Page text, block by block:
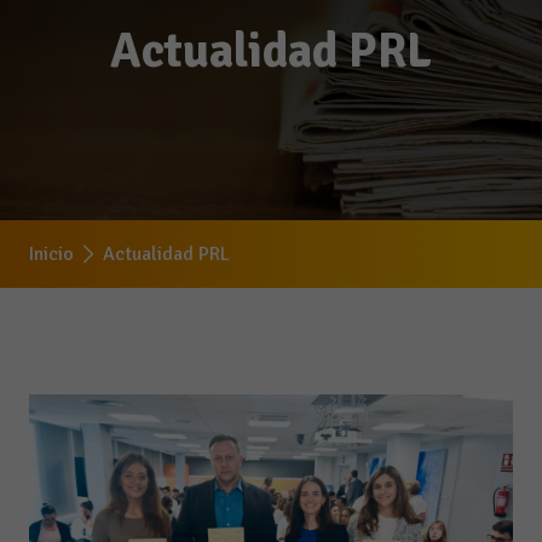
Actualidad PRL
Inicio Actualidad PRL